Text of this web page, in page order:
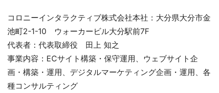
コロニーインタラクティブ株式会社本社：大分県大分市金
池町2-1-10 ウォーカービル大分駅前7F
代表者：代表取締役 田上 知之
事業内容：ECサイト構築・保守運用、ウェブサイト企
画・構築・運用、デジタルマーケティング企画・運用、各
種コンサルティング